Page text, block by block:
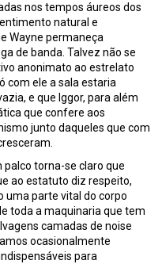
nos tempos áureos dos
natural e
Wayne permaneça
de banda. Talvez não se
anonimato ao estrelato
com ele a sala estaria
e que Iggor, para além
que confere aos
junto daqueles que com
palco torna-se claro que
ao estatuto diz respeito,
uma parte vital do corpo
toda a maquinaria que tem
camadas de noise
ocasionalmente
para